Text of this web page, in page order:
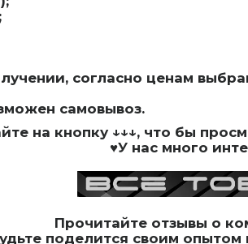
согласно ценам
самовывоз.
на кнопку ↓↓↓, что бы
♥У нас много
Прочитайте отзывы о
поделится своим опытом